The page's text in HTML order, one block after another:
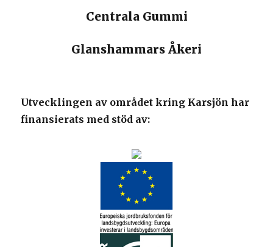
Centrala Gummi
Glanshammars Åkeri
Utvecklingen av området kring Karsjön har
finansierats med stöd av: